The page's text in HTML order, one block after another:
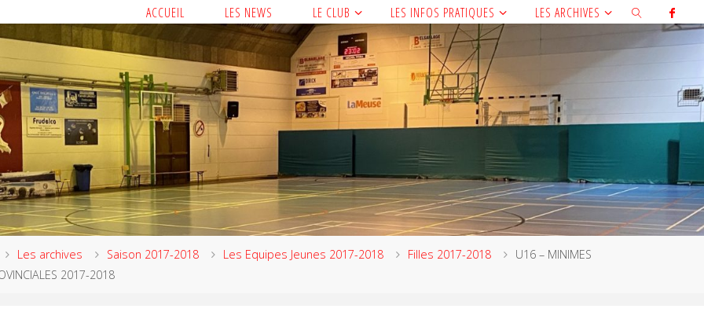
ACCUEIL LES NEWS LE CLUB LES INFOS PRATIQUES LES ARCHIVES
Les archives Saison 2017-2018 Les Equipes Jeunes 2017-2018 Filles 2017-2018
U16 – MINIMES
2017-2018